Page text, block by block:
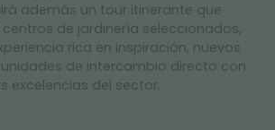
además un tour itinerante que
de jardinería seleccionados,
rica en inspiración, nuevos
de intercambio directo con
excelencias del sector.